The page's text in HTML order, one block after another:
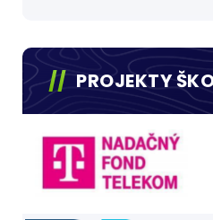
PROJEKTY